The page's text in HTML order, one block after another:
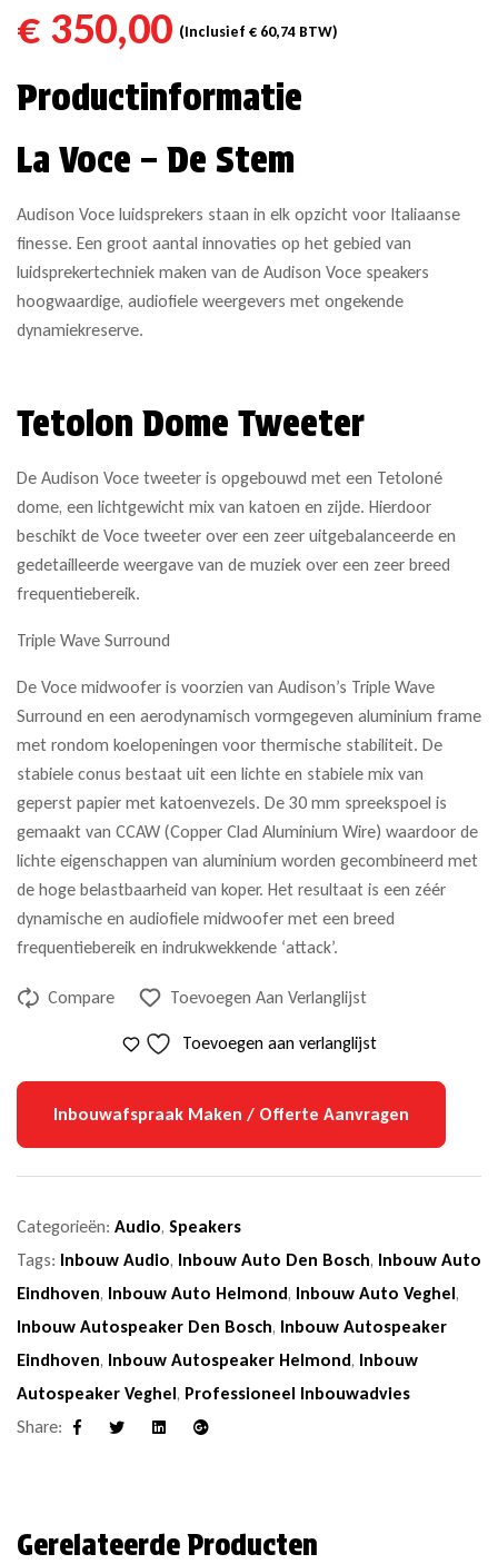
€ 350,00 (Inclusief € 60,74 BTW)
Productinformatie
La Voce – De Stem
Audison Voce luidsprekers staan in elk opzicht voor Italiaanse
finesse. Een groot aantal innovaties op het gebied van
luidsprekertechniek maken van de Audison Voce speakers
hoogwaardige, audiofiele weergevers met ongekende
dynamiekreserve.
Tetolon Dome Tweeter
De Audison Voce tweeter is opgebouwd met een Tetoloné
dome, een lichtgewicht mix van katoen en zijde. Hierdoor
beschikt de Voce tweeter over een zeer uitgebalanceerde en
gedetailleerde weergave van de muziek over een zeer breed
frequentiebereik.
Triple Wave Surround
De Voce midwoofer is voorzien van Audison’s Triple Wave
Surround en een aerodynamisch vormgegeven aluminium frame
met rondom koelopeningen voor thermische stabiliteit. De
stabiele conus bestaat uit een lichte en stabiele mix van
geperst papier met katoenvezels. De 30 mm spreekspoel is
gemaakt van CCAW (Copper Clad Aluminium Wire) waardoor de
lichte eigenschappen van aluminium worden gecombineerd met
de hoge belastbaarheid van koper. Het resultaat is een zéér
dynamische en audiofiele midwoofer met een breed
frequentiebereik en indrukwekkende ‘attack’.
Compare Toevoegen Aan Verlanglijst
Toevoegen aan verlanglijst
Inbouwafspraak Maken / Offerte Aanvragen
Categorieën: Audio, Speakers
Tags: Inbouw Audio, Inbouw Auto Den Bosch, Inbouw Auto
Eindhoven, Inbouw Auto Helmond, Inbouw Auto Veghel,
Inbouw Autospeaker Den Bosch, Inbouw Autospeaker
Eindhoven, Inbouw Autospeaker Helmond, Inbouw
Autospeaker Veghel, Professioneel Inbouwadvies
Share:
Gerelateerde Producten